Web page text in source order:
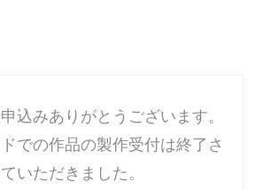
込みありがとうございます。
での作品の製作受付は終了さ
いただきました。